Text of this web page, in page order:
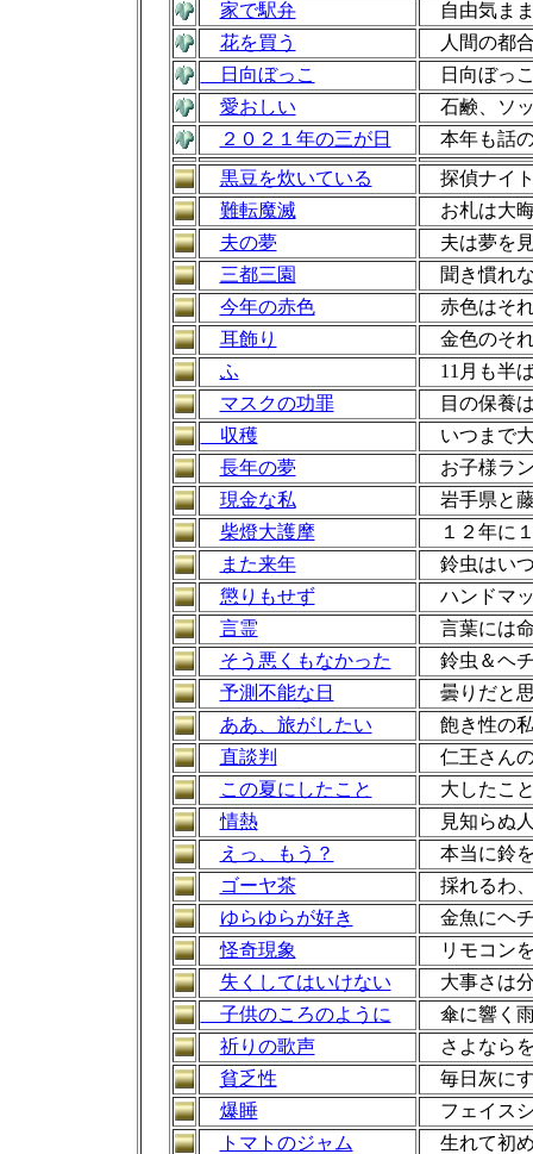
家で駅弁
自由気ま
花を買う
人間の都
日向ぼっこ
日向ぼっ
愛おしい
石鹸、ソ
２０２１年の三が日
本年も話
黒豆を炊いている
探偵ナイ
難転魔滅
お札は大
夫の夢
夫は夢を
三都三園
聞き慣れ
今年の赤色
赤色はそ
耳飾り
金色のそ
ふ
11月も半
マスクの功罪
目の保養
収穫
いつまで
長年の夢
お子様ラ
現金な私
岩手県と
柴燈大護摩
１２年に
また来年
鈴虫はい
懲りもせず
ハンドマッ
言霊
言葉には
そう悪くもなかった
鈴虫＆ヘ
予測不能な日
曇りだと
ああ、旅がしたい
飽き性の
直談判
仁王さん
この夏にしたこと
大したこ
情熱
見知らぬ
えっ、もう？
本当に鈴
ゴーヤ茶
採れるわ
ゆらゆらが好き
金魚にヘ
怪奇現象
リモコン
失くしてはいけない
大事さは
子供のころのように
傘に響く
祈りの歌声
さよなら
貧乏性
毎日灰に
爆睡
フェイス
トマトのジャム
生れて初